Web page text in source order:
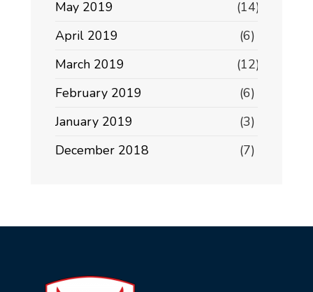
May 2019
(14)
April 2019
(6)
March 2019
(12)
February 2019
(6)
January 2019
(3)
December 2018
(7)